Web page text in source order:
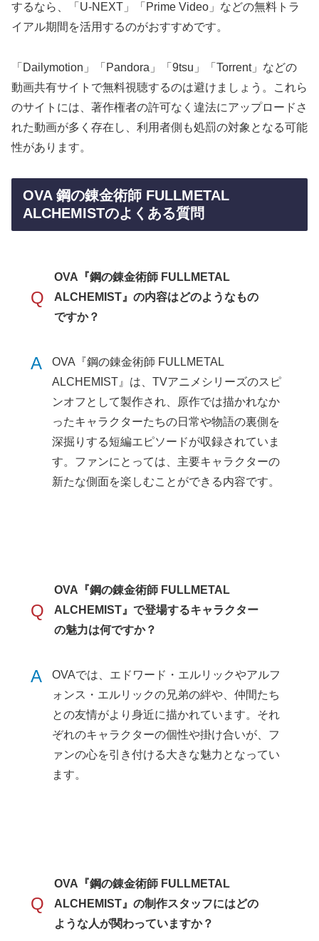
するなら、「U-NEXT」「Prime Video」などの無料トラ
イアル期間を活用するのがおすすめです。
「Dailymotion」「Pandora」「9tsu」「Torrent」などの
動画共有サイトで無料視聴するのは避けましょう。これら
のサイトには、著作権者の許可なく違法にアップロードさ
れた動画が多く存在し、利用者側も処罰の対象となる可能
性があります。
OVA 鋼の錬金術師 FULLMETAL
ALCHEMISTのよくある質問
Q
OVA『鋼の錬金術師 FULLMETAL
ALCHEMIST』の内容はどのようなもの
ですか？
A
OVA『鋼の錬金術師 FULLMETAL
ALCHEMIST』は、TVアニメシリーズのスピ
ンオフとして製作され、原作では描かれなか
ったキャラクターたちの日常や物語の裏側を
深掘りする短編エピソードが収録されていま
す。ファンにとっては、主要キャラクターの
新たな側面を楽しむことができる内容です。
Q
OVA『鋼の錬金術師 FULLMETAL
ALCHEMIST』で登場するキャラクター
の魅力は何ですか？
A
OVAでは、エドワード・エルリックやアルフ
ォンス・エルリックの兄弟の絆や、仲間たち
との友情がより身近に描かれています。それ
ぞれのキャラクターの個性や掛け合いが、フ
ァンの心を引き付ける大きな魅力となってい
ます。
Q
OVA『鋼の錬金術師 FULLMETAL
ALCHEMIST』の制作スタッフにはどの
ような人が関わっていますか？